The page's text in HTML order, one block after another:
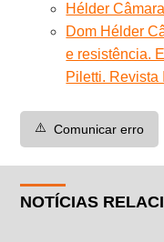
Hélder
Dom Hélder
e resistência.
Piletti. Revista
⚠️ Comunicar erro
NOTÍCIAS